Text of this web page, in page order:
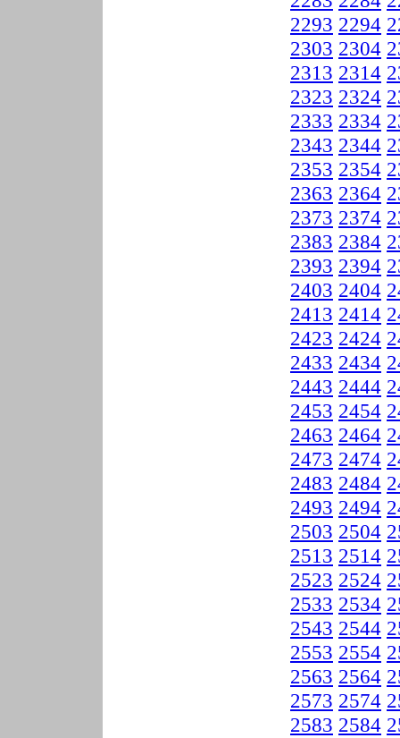
2293 2294
2303 2304
2313 2314
2323 2324
2333 2334
2343 2344
2353 2354
2363 2364
2373 2374
2383 2384
2393 2394
2403 2404
2413 2414
2423 2424
2433 2434
2443 2444
2453 2454
2463 2464
2473 2474
2483 2484
2493 2494
2503 2504
2513 2514
2523 2524
2533 2534
2543 2544
2553 2554
2563 2564
2573 2574
2583 2584